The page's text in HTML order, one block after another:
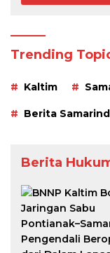
Trending
Kaltim
Berita
Berita